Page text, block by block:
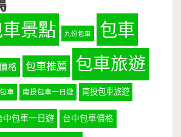
景點 九份包車 包車
格 包車推薦 包車旅遊
車 南投包車一日遊 南投包車旅遊
中包車一日遊 台中包車價格